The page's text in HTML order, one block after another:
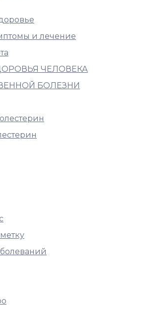
и лечение
ЧЕЛОВЕКА
БОЛЕЗНИ